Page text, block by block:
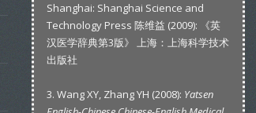
Shanghai: Shanghai Science and
Technology Press 陈维益 (2009): 《英
汉医学辞典第3版》 上海：上海科学技术
出版社
3. Wang XY, Zhang YH (2008): Yatsen